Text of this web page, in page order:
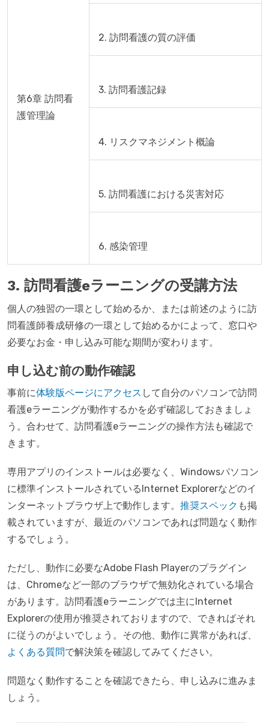
第6章 訪問看
護管理論
3. 訪問看護eラーニングの受講方法
個人の独習の一環として始めるか、または前述のように訪
問看護師養成研修の一環として始めるかによって、窓口や
必要なお金・申し込み可能な期間が変わります。
申し込む前の動作確認
事前に体験版ページにアクセス して自分のパソコンで訪問
看護eラーニングが動作するかを必ず確認しておきましょ
う。合わせて、訪問看護eラーニングの操作方法も確認で
きます。
専用アプリのインストールは必要なく、Windowsパソコン
に標準インストールされているInternet Explorerなどのイ
ンターネットブラウザ上で動作します。 推奨スペック も掲
載されていますが、最近のパソコンであれば問題なく動作
するでしょう。
ただし、動作に必要なAdobe Flash Playerのプラグイン
は、Chromeなど一部のブラウザで無効化されている場合
があります。訪問看護eラーニングでは主にInternet
Explorerの使用が推奨されておりますので、できればそれ
に従うのがよいでしょう。その他、動作に異常があれば、
よくある質問で解決策を確認してみてください。
問題なく動作することを確認できたら、申し込みに進みま
しょう。